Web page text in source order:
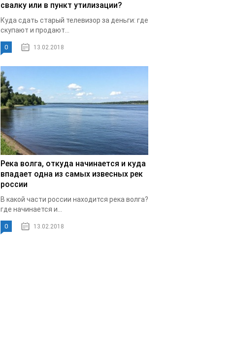
свалку или в пункт утилизации?
Куда сдать старый телевизор за деньги: где
скупают и продают...
0 13.02.2018
Река волга, откуда начинается и куда
впадает одна из самых извесных рек
россии
В какой части россии находится река волга?
где начинается и...
0 13.02.2018